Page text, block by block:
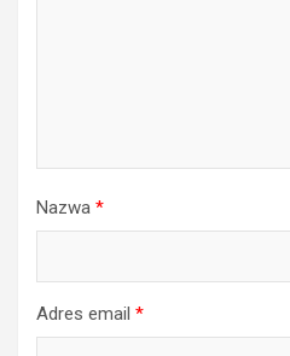
Nazwa *
Adres email *